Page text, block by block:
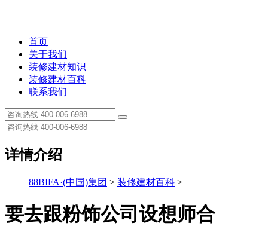
首页
关于我们
装修建材知识
装修建材百科
联系我们
详情介绍
88BIFA·(中国)集团 > 装修建材百科 >
要去跟粉饰公司设想师合